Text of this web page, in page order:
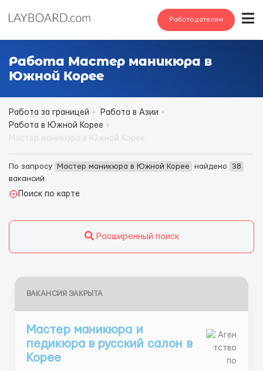
Работодателям
Работа Мастер маникюра в
Южной Корее
Работа за границей
Работа в Азии
Работа в Южной Корее
По запросу Мастер маникюра в Южной Корее найдено
38
вакансий
Поиск по карте
Расширенный поиск
ВАКАНСИЯ ЗАКРЫТА
Мастер маникюра и
педикюра в русский салон в
Корее